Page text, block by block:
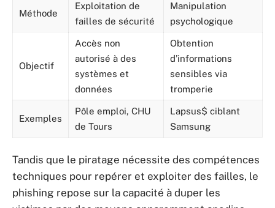
Méthode
Exploitation de
failles de sécurité
Manipulation
psychologique
Objectif
Accès non
autorisé à des
systèmes et
données
Obtention
d’informations
sensibles via
tromperie
Exemples
Pôle emploi, CHU
de Tours
Lapsus$ ciblant
Samsung
Tandis que le piratage nécessite des compétences
techniques pour repérer et exploiter des failles, le
phishing repose sur la capacité à duper les